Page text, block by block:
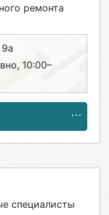
ремонта
10:00–
48
специалисты